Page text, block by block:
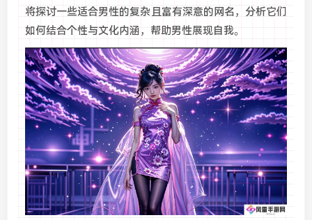
将探讨一些适合男性的复杂且富有深意的网名，分析它们
如何结合个性与文化内涵，帮助男性展现自我。